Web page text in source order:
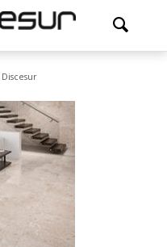
Discesur